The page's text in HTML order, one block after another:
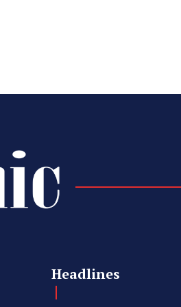
Headlines